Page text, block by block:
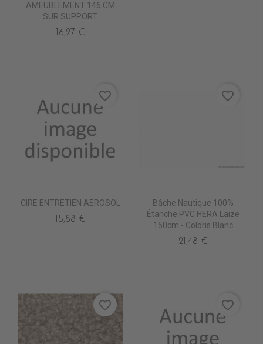
AMEUBLEMENT 146 CM
SUR SUPPORT
16,27 €
CIRE ENTRETIEN AEROSOL
15,88 €
favorite_border
Bâche Nautique 100%
Étanche PVC HERA Laize
150cm - Coloris Blanc
21,48 €
favorite_border
favorite_border favorite_border